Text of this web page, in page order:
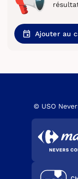
Ajouter au
© USO